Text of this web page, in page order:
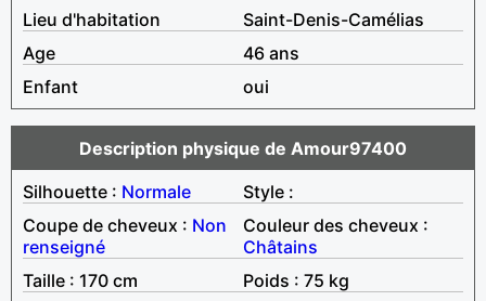
Lieu d'habitation
Saint-Denis-Camélias
Age
46 ans
Enfant
oui
Description physique de Amour97400
Silhouette : Normale
Style :
Coupe de cheveux : Non
renseigné
Couleur des cheveux :
Châtains
Taille : 170 cm
Poids : 75 kg